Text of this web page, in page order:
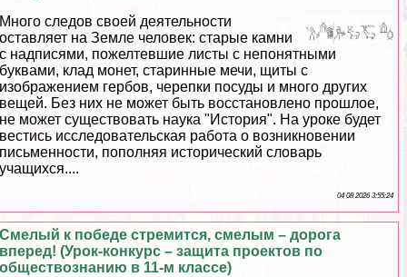
Много следов своей деятельности
оставляет на Земле человек: старые камни
с надписями, пожелтевшие листы с непонятными
буквами, клад монет, старинные мечи, щиты с
изображением гербов, черепки посуды и много других
вещей. Без них не может быть восстановлено прошлое,
не может существовать наука "История". На уроке будет
вестись исследовательская работа о возникновении
письменности, пополняя исторический словарь
учащихся....
04 08 2026 3:55:24
Смелый к победе стремится, смелым – дорога
вперед! (Урок-конкурс – защита проектов по
обществознанию в 11-м классе)